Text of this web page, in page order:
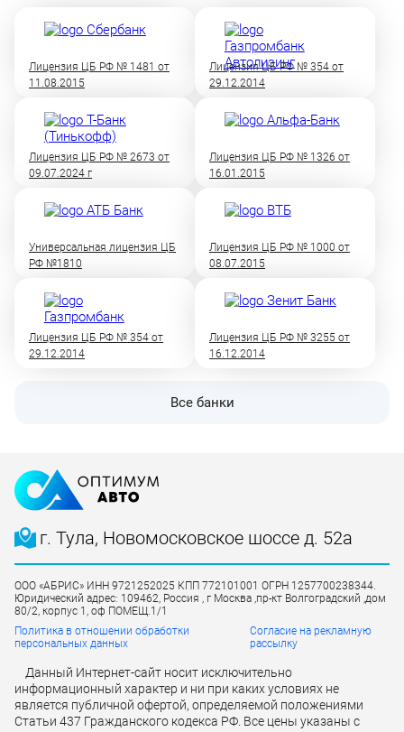
Лицензия ЦБ РФ № 1481 от
11.08.2015
Лицензия ЦБ РФ № 354 от
29.12.2014
Лицензия ЦБ РФ № 2673 от
09.07.2024 г
Лицензия ЦБ РФ № 1326 от
16.01.2015
Универсальная лицензия ЦБ
РФ №1810
Лицензия ЦБ РФ № 1000 от
08.07.2015
Лицензия ЦБ РФ № 354 от
29.12.2014
Лицензия ЦБ РФ № 3255 от
16.12.2014
Все банки
г. Тула, Новомосковское шоссе д. 52а
ООО «АБРИС» ИНН 9721252025 КПП 772101001 ОГРН 1257700238344.
Юридический адрес: 109462, Россия , г Москва ,пр-кт Волгоградский ,дом
80/2, корпус 1, оф ПОМЕЩ.1/1
Политика в отношении обработки
персональных данных
Согласие на рекламную
рассылку
Данный Интернет-сайт носит исключительно
информационный характер и ни при каких условиях не
является публичной офертой, определяемой положениями
Статьи 437 Гражданского кодекса РФ. Все цены указаны с